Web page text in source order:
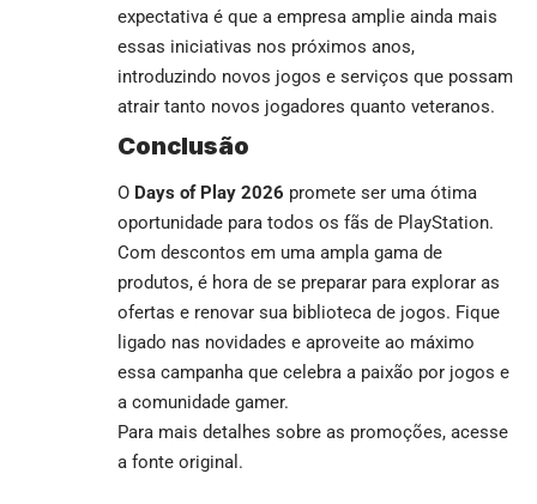
expectativa é que a empresa amplie ainda mais
essas iniciativas nos próximos anos,
introduzindo novos jogos e serviços que possam
atrair tanto novos jogadores quanto veteranos.
Conclusão
O Days of Play 2026 promete ser uma ótima
oportunidade para todos os fãs de PlayStation.
Com descontos em uma ampla gama de
produtos, é hora de se preparar para explorar as
ofertas e renovar sua biblioteca de jogos. Fique
ligado nas novidades e aproveite ao máximo
essa campanha que celebra a paixão por jogos e
a comunidade gamer.
Para mais detalhes sobre as promoções, acesse
a fonte original .